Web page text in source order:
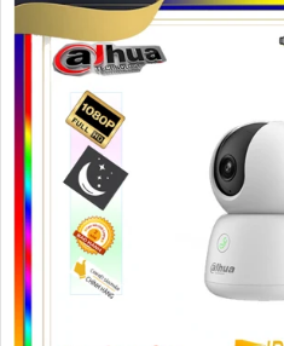
ổn định trong mọi điều kiện